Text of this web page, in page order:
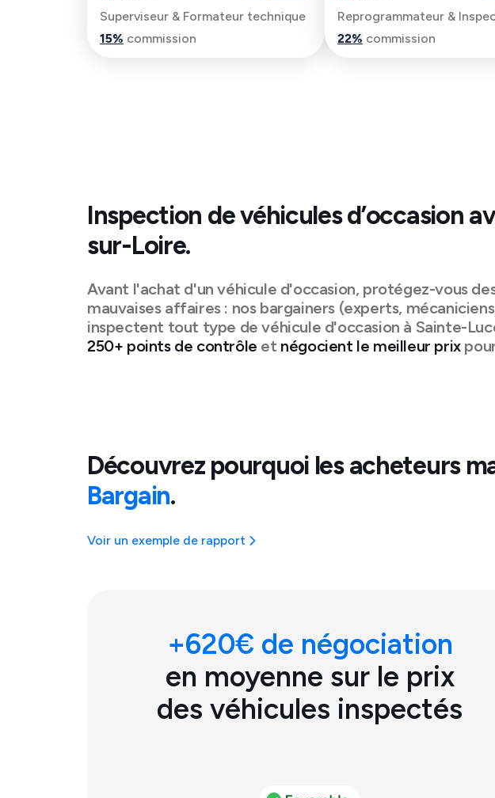
Superviseur & Formateur technique
15% commission
22% commission
Inspection de véhicules d’occasion
sur-Loire.
Avant l'achat d'un véhicule d'occasion, protégez-vous
mauvaises affaires : nos bargainers (experts,
inspectent tout type de véhicule d'occasion à Sainte-
250+ points de contrôle et négocient le meilleur prix
Découvrez pourquoi les acheteurs
Bargain.
Voir un exemple de rapport
+620€ de négociation
en moyenne sur le prix
des véhicules inspectés